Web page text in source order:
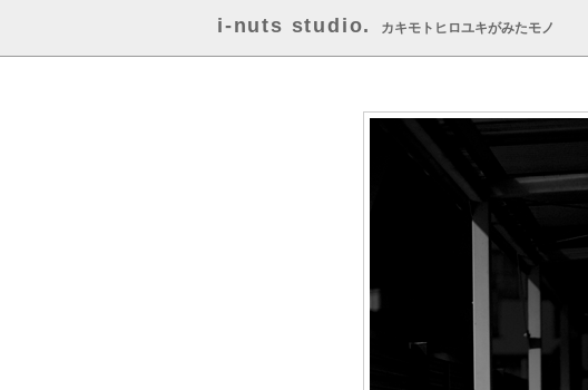
i-nuts studio. カキモトヒロユキがみたモノ